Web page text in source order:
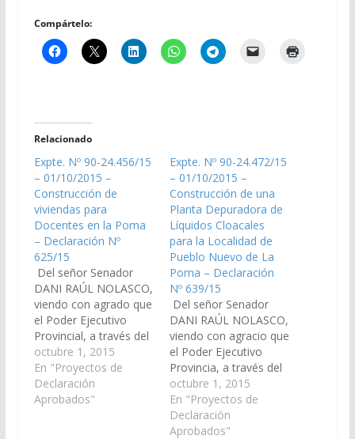
Compártelo:
Relacionado
Expte. Nº 90-24.456/15
– 01/10/2015 –
Construcción de
viviendas para
Docentes en la Poma
– Declaración Nº
625/15
Del señor Senador
DANI RAÚL NOLASCO,
viendo con agrado que
el Poder Ejecutivo
Provincial, a través del
Ministerio de Finanzas
y Obras Publicas
incorpore en el
Presupuesto General
octubre 1, 2015
En "Proyectos de
Declaración
Aprobados"
Expte. Nº 90-24.472/15
– 01/10/2015 –
Construcción de una
Planta Depuradora de
Líquidos Cloacales
para la Localidad de
Pueblo Nuevo de La
Poma – Declaración
Nº 639/15
Del señor Senador
DANI RAÚL NOLASCO,
viendo con agracio que
el Poder Ejecutivo
Provincia, a través del
Ministerio de Finanzas
y Obras Publicas,
Aguas del Norte y los
organismos
octubre 1, 2015
En "Proyectos de
Declaración
Aprobados"